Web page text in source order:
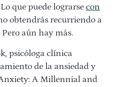
Lo que puede lograrse con
obtendrás recurriendo a
aún hay más.
psicóloga clínica
de la ansiedad y
A Millennial and